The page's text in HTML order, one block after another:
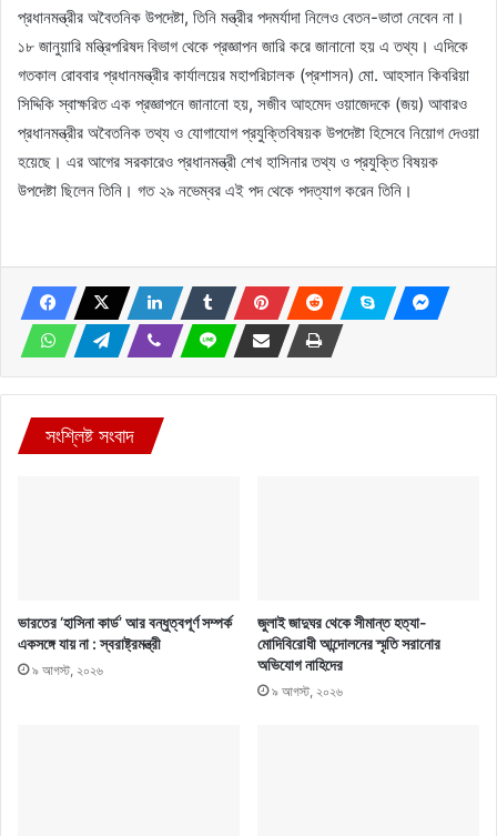
প্রধানমন্ত্রীর অবৈতনিক উপদেষ্টা, তিনি মন্ত্রীর পদমর্যাদা নিলেও বেতন-ভাতা নেবেন না।
১৮ জানুয়ারি মন্ত্রিপরিষদ বিভাগ থেকে প্রজ্ঞাপন জারি করে জানানো হয় এ তথ্য। এদিকে
গতকাল রোববার প্রধানমন্ত্রীর কার্যালয়ের মহাপরিচালক (প্রশাসন) মো. আহসান কিবরিয়া
সিদ্দিকি স্বাক্ষরিত এক প্রজ্ঞাপনে জানানো হয়, সজীব আহমেদ ওয়াজেদকে (জয়) আবারও
প্রধানমন্ত্রীর অবৈতনিক তথ্য ও যোগাযোগ প্রযুক্তিবিষয়ক উপদেষ্টা হিসেবে নিয়োগ দেওয়া
হয়েছে। এর আগের সরকারেও প্রধানমন্ত্রী শেখ হাসিনার তথ্য ও প্রযুক্তি বিষয়ক
উপদেষ্টা ছিলেন তিনি। গত ২৯ নভেম্বর এই পদ থেকে পদত্যাগ করেন তিনি।
সংশ্লিষ্ট সংবাদ
ভারতের ‘হাসিনা কার্ড’ আর বন্ধুত্বপূর্ণ সম্পর্ক
একসঙ্গে যায় না : স্বরাষ্ট্রমন্ত্রী
৯ আগস্ট, ২০২৬
জুলাই জাদুঘর থেকে সীমান্ত হত্যা-
মোদিবিরোধী আন্দোলনের স্মৃতি সরানোর
অভিযোগ নাহিদের
৯ আগস্ট, ২০২৬